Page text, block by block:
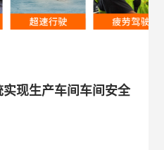
现生产车间车间安全